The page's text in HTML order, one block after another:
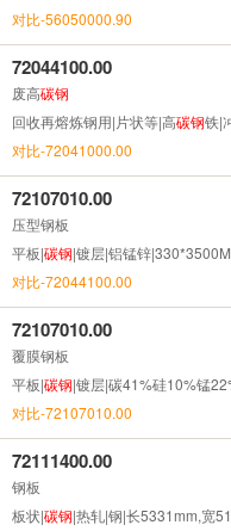
对比-56050000.90
72044100.00
废高碳钢
回收再熔炼钢用|片状等|高碳钢铁|
对比-72041000.00
72107010.00
压型钢板
平板|碳钢|镀层|铝锰锌
对比-72044100.00
72107010.00
覆膜钢板
平板|碳钢|镀层|碳41%硅10%锰
对比-72107010.00
72111400.00
钢板
板状|碳钢|热轧|钢|长5331mm,宽